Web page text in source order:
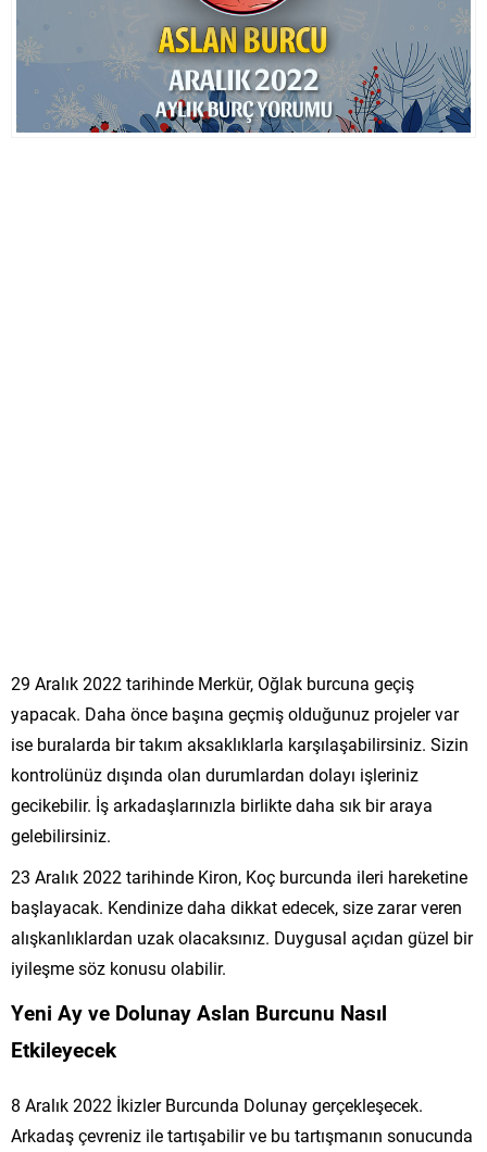
29 Aralık 2022 tarihinde Merkür, Oğlak burcuna geçiş
yapacak. Daha önce başına geçmiş olduğunuz projeler var
ise buralarda bir takım aksaklıklarla karşılaşabilirsiniz. Sizin
kontrolünüz dışında olan durumlardan dolayı işleriniz
gecikebilir. İş arkadaşlarınızla birlikte daha sık bir araya
gelebilirsiniz.
23 Aralık 2022 tarihinde Kiron, Koç burcunda ileri hareketine
başlayacak. Kendinize daha dikkat edecek, size zarar veren
alışkanlıklardan uzak olacaksınız. Duygusal açıdan güzel bir
iyileşme söz konusu olabilir.
Yeni Ay ve Dolunay Aslan Burcunu Nasıl
Etkileyecek
8 Aralık 2022 İkizler Burcunda Dolunay gerçekleşecek.
Arkadaş çevreniz ile tartışabilir ve bu tartışmanın sonucunda